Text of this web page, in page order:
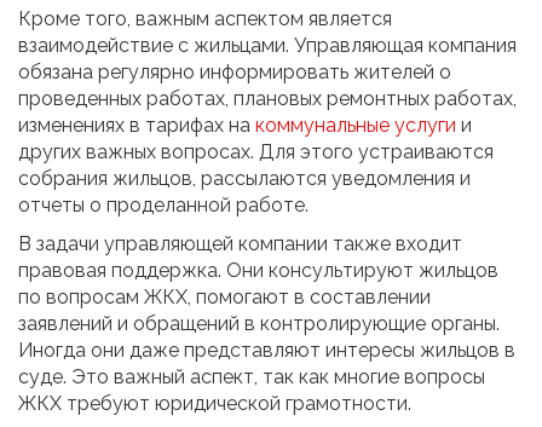
Кроме того, важным аспектом является
взаимодействие с жильцами. Управляющая компания
обязана регулярно информировать жителей о
проведенных работах, плановых ремонтных работах,
изменениях в тарифах на коммунальные услуги и
других важных вопросах. Для этого устраиваются
собрания жильцов, рассылаются уведомления и
отчеты о проделанной работе.
В задачи управляющей компании также входит
правовая поддержка. Они консультируют жильцов
по вопросам ЖКХ, помогают в составлении
заявлений и обращений в контролирующие органы.
Иногда они даже представляют интересы жильцов в
суде. Это важный аспект, так как многие вопросы
ЖКХ требуют юридической грамотности.